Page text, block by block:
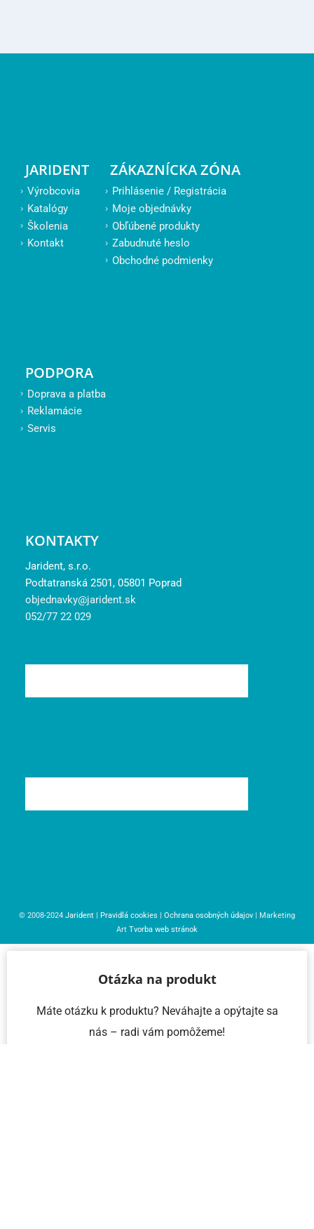
JARIDENT
Výrobcovia
Katalógy
Školenia
Kontakt
ZÁKAZNÍCKA ZÓNA
Prihlásenie / Registrácia
Moje objednávky
Obľúbené produkty
Zabudnuté heslo
Obchodné podmienky
PODPORA
Doprava a platba
Reklamácie
Servis
KONTAKTY
Jarident, s.r.o.
Podtatranská 2501, 05801 Poprad
objednavky@jarident.sk
052/77 22 029
© 2008-2024 Jarident | Pravidlá cookies | Ochrana osobných údajov | Marketing
Art Tvorba web stránok
Otázka na produkt
Máte otázku k produktu? Neváhajte a opýtajte sa
nás – radi vám pomôžeme!